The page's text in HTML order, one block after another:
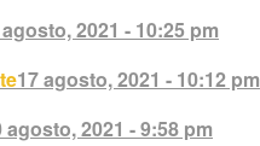
2021 - 10:25 pm
17 agosto, 2021 - 10:12 pm
agosto, 2021 - 9:58 pm